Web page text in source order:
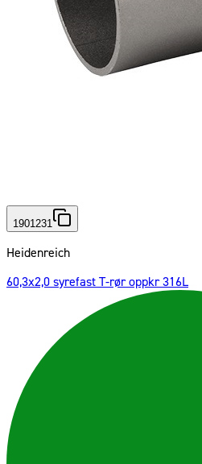
1901231
Heidenreich
60,3x2,0 syrefast T-rør oppkr 316L